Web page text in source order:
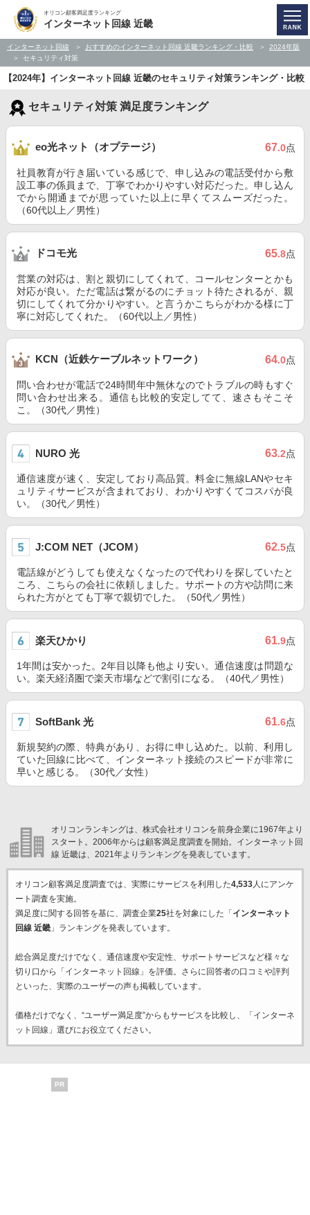
オリコン顧客満足度ランキング
インターネット回線 近畿
インターネット回線 おすすめのインターネット回線 近畿ランキング・比較
2024年版
セキュリティ対策
【2024年】インターネット回線 近畿のセキュリティ対策ランキング・比較
セキュリティ対策 満足度ランキング
eo光ネット（オプテージ） 67.0点
社員教育が行き届いている感じで、申し込みの電話受付から敷
設工事の係員まで、丁寧でわかりやすい対応だった。申し込ん
でから開通までが思っていた以上に早くてスムーズだった。
（60代以上／男性）
ドコモ光 65.8点
営業の対応は、割と親切にしてくれて、コールセンターとかも
対応が良い。ただ電話は繋がるのにチョット待たされるが、親
切にしてくれて分かりやすい。と言うかこちらがわかる様に丁
寧に対応してくれた。（60代以上／男性）
KCN（近鉄ケーブルネットワーク） 64.0点
問い合わせが電話で24時間年中無休なのでトラブルの時もすぐ
問い合わせ出来る。通信も比較的安定してて、速さもそこそ
こ。（30代／男性）
NURO 光 63.2点
通信速度が速く、安定しており高品質。料金に無線LANやセキ
ュリティサービスが含まれており、わかりやすくてコスパが良
い。（30代／男性）
J:COM NET（JCOM） 62.5点
電話線がどうしても使えなくなったので代わりを探していたと
ころ、こちらの会社に依頼しました。サポートの方や訪問に来
られた方がとても丁寧で親切でした。（50代／男性）
楽天ひかり 61.9点
1年間は安かった。2年目以降も他より安い。通信速度は問題な
い。楽天経済圏で楽天市場などで割引になる。（40代／男性）
SoftBank 光 61.6点
新規契約の際、特典があり、お得に申し込めた。以前、利用し
ていた回線に比べて、インターネット接続のスピードが非常に
早いと感じる。（30代／女性）
オリコンランキングは、株式会社オリコンを前身企業に1967年より
スタート。2006年からは顧客満足度調査を開始。インターネット回
線 近畿は、2021年よりランキングを発表しています。
オリコン顧客満足度調査では、実際にサービスを利用した4,533人にアンケ
ート調査を実施。
満足度に関する回答を基に、調査企業25社を対象にした「 インターネット
回線 近畿」ランキングを発表しています。
総合満足度だけでなく、通信速度や安定性、サポートサービスなど様々な
切り口から「インターネット回線」を評価。さらに回答者の口コミや評判
といった、実際のユーザーの声も掲載しています。
価格だけでなく、“ユーザー満足度”からもサービスを比較し、「インターネ
ット回線」選びにお役立てください。
PR